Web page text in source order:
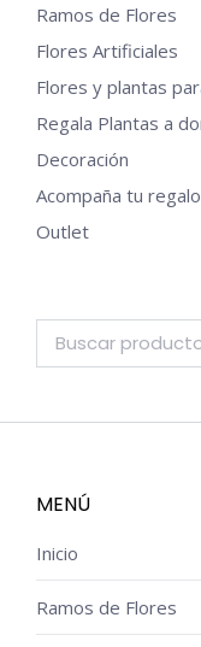
Ramos de Flores
Flores Artificiales
Flores y plantas
Regala Plantas a
Decoración
Acompaña tu regalo
Outlet
MENÚ
Inicio
Ramos de Flores